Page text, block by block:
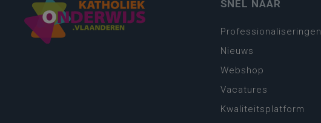
SNEL NAAR
Professionaliseringen
Nieuws
Webshop
Vacatures
Kwaliteitsplatform